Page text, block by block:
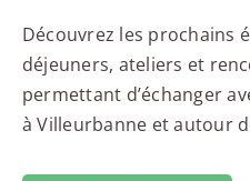
Découvrez les prochains
déjeuners, ateliers et
permettant d’échanger
à Villeurbanne et autour